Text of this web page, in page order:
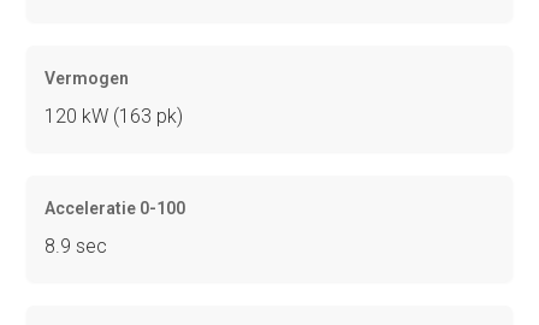
Vermogen
120 kW (163 pk)
Acceleratie 0-100
8.9 sec